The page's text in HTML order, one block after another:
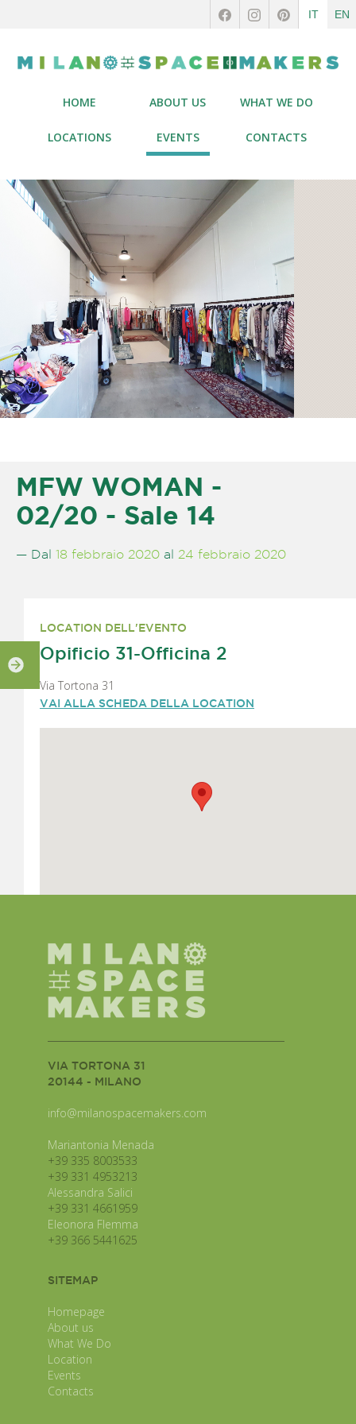
IT EN
HOME ABOUT US WHAT WE DO
LOCATIONS EVENTS CONTACTS
MFW WOMAN -
02/20 - Sale 14
— Dal 18 febbraio 2020 al 24 febbraio 2020
LOCATION DELL'EVENTO
Opificio 31-Officina 2
Via Tortona 31
VAI ALLA SCHEDA DELLA LOCATION
VIA TORTONA 31
20144 - MILANO
info@milanospacemakers.com
Mariantonia Menada
+39 335 8003533
+39 331 4953213
Alessandra Salici
+39 331 4661959
Eleonora Flemma
+39 366 5441625
SITEMAP
Homepage
About us
What We Do
Location
Events
Contacts